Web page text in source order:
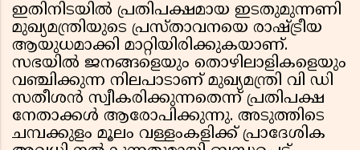
ഇതിനിടയിൽ പ്രതിപക്ഷമായ ഇടതുമുന്നണി
മുഖ്യമന്ത്രിയുടെ പ്രസ്താവനയെ രാഷ്ട്രീയ
ആയുധമാക്കി മാറ്റിയിരിക്കുകയാണ്.
സഭയിൽ ജനങ്ങളെയും തൊഴിലാളികളെയും
വഞ്ചിക്കുന്ന നിലപാടാണ് മുഖ്യമന്ത്രി വി ഡി
സതീശൻ സ്വീകരിക്കുന്നതെന്ന് പ്രതിപക്ഷ
നേതാക്കൾ ആരോപിക്കുന്നു. അടുത്തിടെ
ചമ്പക്കുളം മൂലം വള്ളംകളിക്ക് പ്രാദേശിക